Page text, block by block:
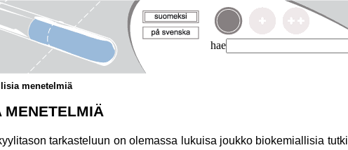
hae
menetelmiä
tarkasteluun on olemassa lukuisa joukko biokemiallisia